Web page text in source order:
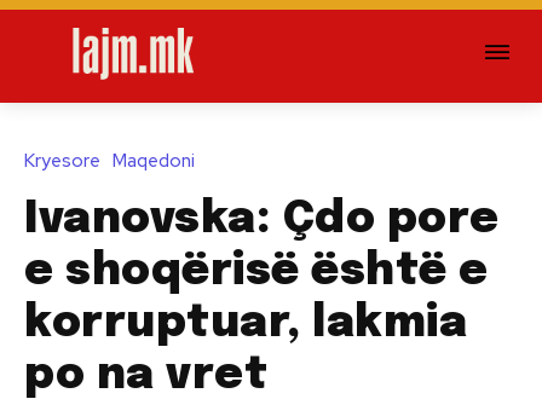
Kryesore Maqedoni
Ivanovska: Çdo pore
e shoqërisë është e
korruptuar, lakmia
po na vret